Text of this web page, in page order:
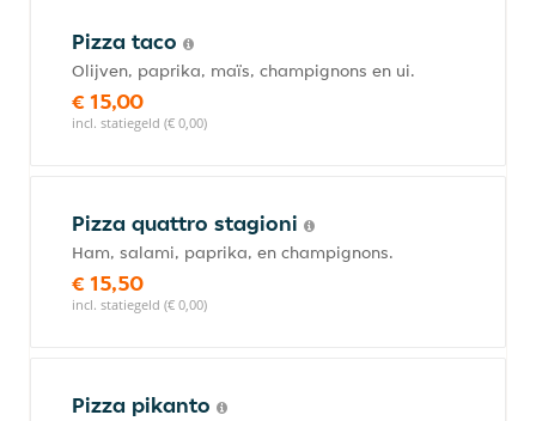
Pizza taco
Olijven, paprika, maïs, champignons en ui.
€ 15,00
incl. statiegeld (€ 0,00)
Pizza quattro stagioni
Ham, salami, paprika, en champignons.
€ 15,50
incl. statiegeld (€ 0,00)
Pizza pikanto